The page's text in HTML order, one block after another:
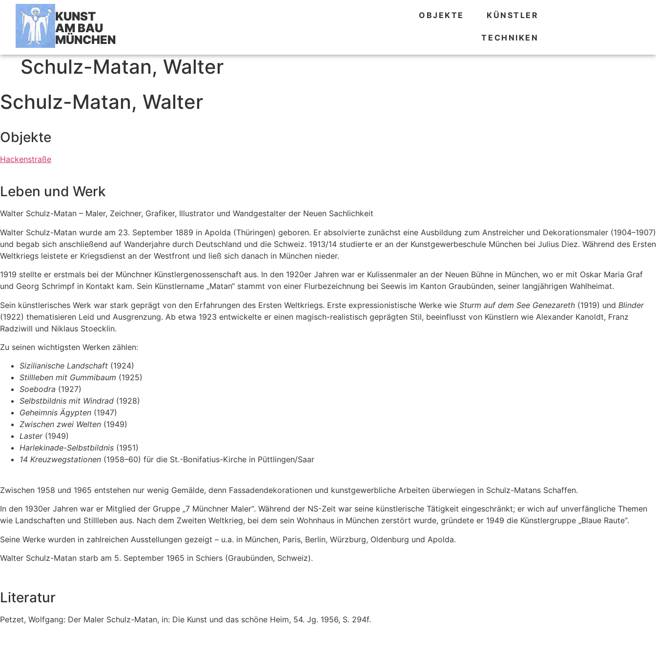
KUNST
AM BAU
MÜNCHEN
OBJEKTE KÜNSTLER
TECHNIKEN
Schulz-Matan, Walter
Schulz-Matan, Walter
Objekte
Hackenstraße
Leben und Werk
Walter Schulz-Matan – Maler, Zeichner, Grafiker, Illustrator und Wandgestalter der Neuen Sachlichkeit
Walter Schulz-Matan wurde am 23. September 1889 in Apolda (Thüringen) geboren. Er absolvierte zunächst eine Ausbildung zum Anstreicher und Dekorationsmaler (1904–1907)
und begab sich anschließend auf Wanderjahre durch Deutschland und die Schweiz. 1913/14 studierte er an der Kunstgewerbeschule München bei Julius Diez. Während des Ersten
Weltkriegs leistete er Kriegsdienst an der Westfront und ließ sich danach in München nieder.
1919 stellte er erstmals bei der Münchner Künstlergenossenschaft aus. In den 1920er Jahren war er Kulissenmaler an der Neuen Bühne in München, wo er mit Oskar Maria Graf
und Georg Schrimpf in Kontakt kam. Sein Künstlername „Matan“ stammt von einer Flurbezeichnung bei Seewis im Kanton Graubünden, seiner langjährigen Wahlheimat.
Sein künstlerisches Werk war stark geprägt von den Erfahrungen des Ersten Weltkriegs. Erste expressionistische Werke wie Sturm auf dem See Genezareth (1919) und Blinder
(1922) thematisieren Leid und Ausgrenzung. Ab etwa 1923 entwickelte er einen magisch-realistisch geprägten Stil, beeinflusst von Künstlern wie Alexander Kanoldt, Franz
Radziwill und Niklaus Stoecklin.
Zu seinen wichtigsten Werken zählen:
Sizilianische Landschaft (1924)
Stillleben mit Gummibaum (1925)
Soebodra (1927)
Selbstbildnis mit Windrad (1928)
Geheimnis Ägypten (1947)
Zwischen zwei Welten (1949)
Laster(1949)
Harlekinade-Selbstbildnis (1951)
14 Kreuzwegstationen (1958–60) für die St.-Bonifatius-Kirche in Püttlingen/Saar
Zwischen 1958 und 1965 entstehen nur wenig Gemälde, denn Fassadendekorationen und kunstgewerbliche Arbeiten überwiegen in Schulz-Matans Schaffen.
In den 1930er Jahren war er Mitglied der Gruppe „7 Münchner Maler“. Während der NS-Zeit war seine künstlerische Tätigkeit eingeschränkt; er wich auf unverfängliche Themen
wie Landschaften und Stillleben aus. Nach dem Zweiten Weltkrieg, bei dem sein Wohnhaus in München zerstört wurde, gründete er 1949 die Künstlergruppe „Blaue Raute“.
Seine Werke wurden in zahlreichen Ausstellungen gezeigt – u.a. in München, Paris, Berlin, Würzburg, Oldenburg und Apolda.
Walter Schulz-Matan starb am 5. September 1965 in Schiers (Graubünden, Schweiz).
Literatur
Petzet, Wolfgang: Der Maler Schulz-Matan, in: Die Kunst und das schöne Heim, 54. Jg. 1956, S. 294f.